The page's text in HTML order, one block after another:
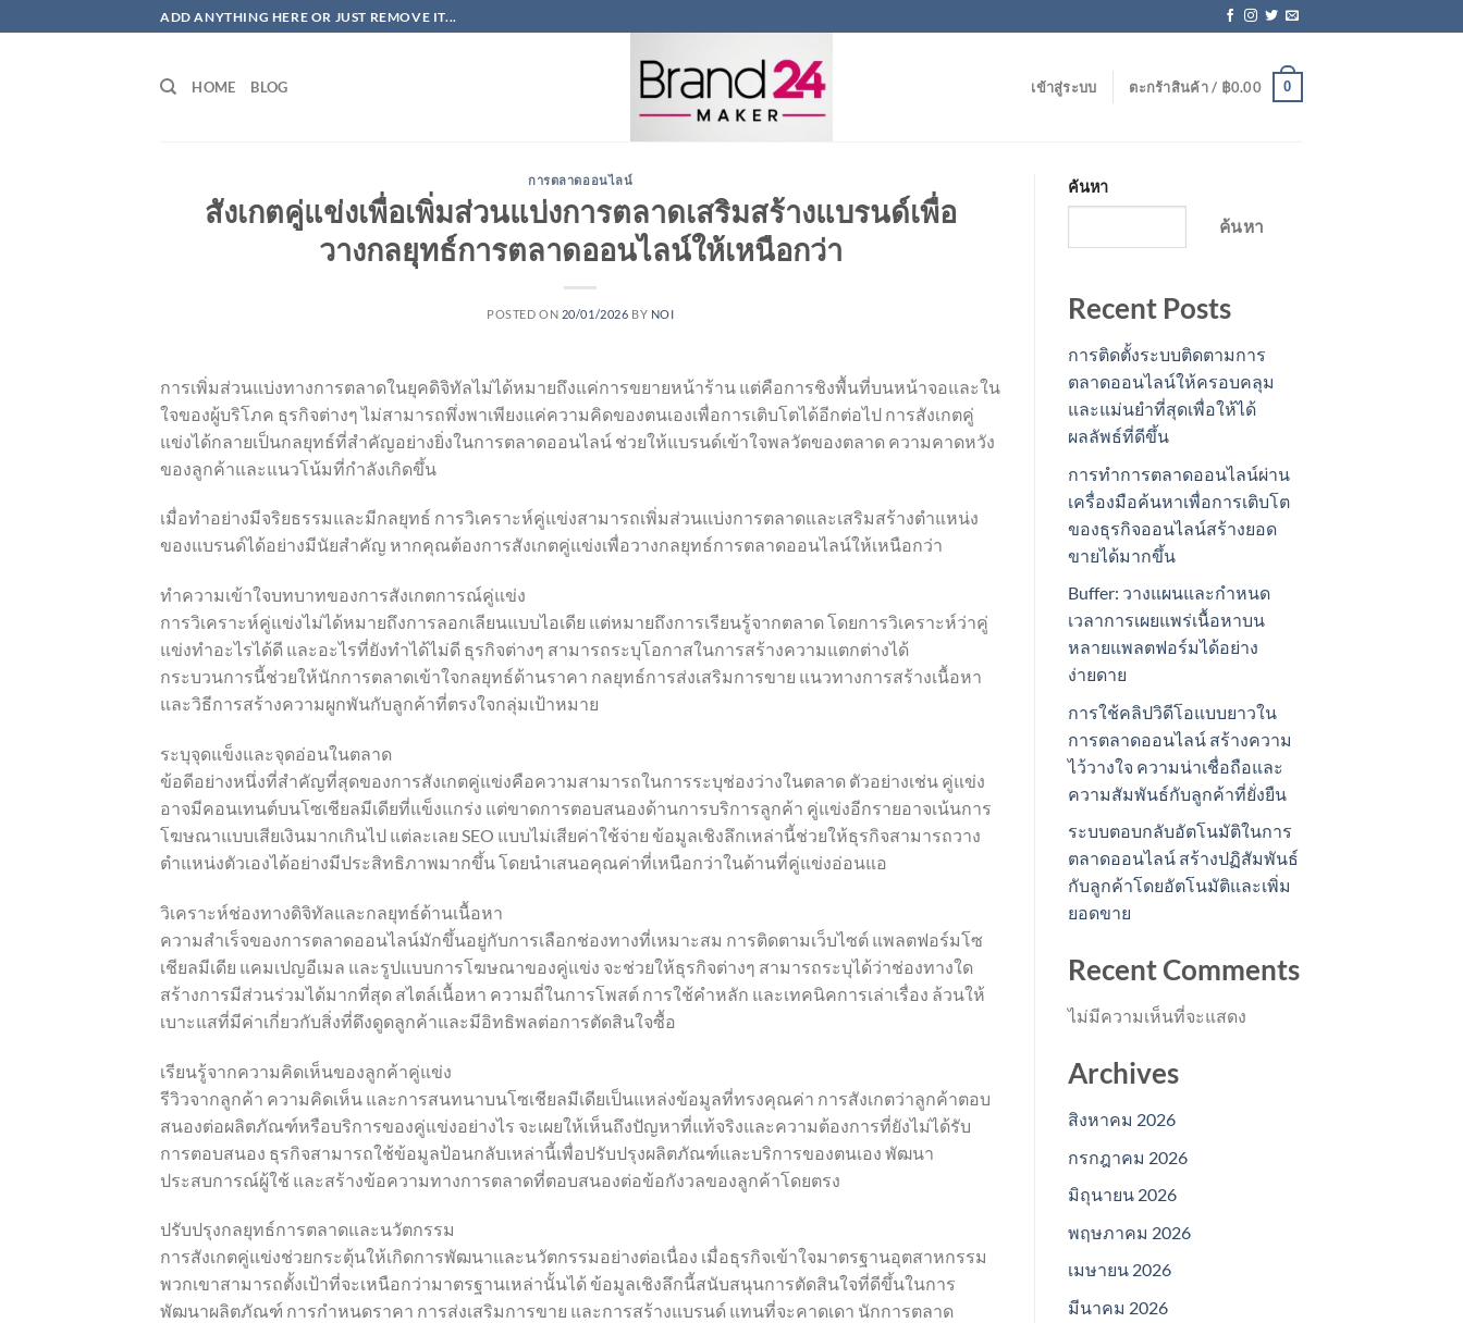
ไป
ADD ANYTHING HERE OR JUST REMOVE IT...
HOME BLOG เข้าสู่ระบบ ตะกร้าสินค้า / ฿0.00 0
การตลาดออนไลน์
สังเกตคู่แข่งเพื่อเพิ่มส่วนแบ่งการตลาดเสริมสร้างแบรนด์เพื่อ
วางกลยุทธ์การตลาดออนไลน์ให้เหนือกว่า
POSTED ON 20/01/2026 BY NOI
การเพิ่มส่วนแบ่งทางการตลาดในยุคดิจิทัลไม่ได้หมายถึงแค่การขยายหน้าร้าน แต่คือการชิงพื้นที่บนหน้าจอและใน
ใจของผู้บริโภค ธุรกิจต่างๆ ไม่สามารถพึ่งพาเพียงแค่ความคิดของตนเองเพื่อการเติบโตได้อีกต่อไป การสังเกตคู่
แข่งได้กลายเป็นกลยุทธ์ที่สำคัญอย่างยิ่งในการตลาดออนไลน์ ช่วยให้แบรนด์เข้าใจพลวัตของตลาด ความคาดหวัง
ของลูกค้าและแนวโน้มที่กำลังเกิดขึ้น
เมื่อทำอย่างมีจริยธรรมและมีกลยุทธ์ การวิเคราะห์คู่แข่งสามารถเพิ่มส่วนแบ่งการตลาดและเสริมสร้างตำแหน่ง
ของแบรนด์ได้อย่างมีนัยสำคัญ หากคุณต้องการสังเกตคู่แข่งเพื่อวางกลยุทธ์การตลาดออนไลน์ให้เหนือกว่า
ทำความเข้าใจบทบาทของการสังเกตการณ์คู่แข่ง
การวิเคราะห์คู่แข่งไม่ได้หมายถึงการลอกเลียนแบบไอเดีย แต่หมายถึงการเรียนรู้จากตลาด โดยการวิเคราะห์ว่าคู่
แข่งทำอะไรได้ดี และอะไรที่ยังทำได้ไม่ดี ธุรกิจต่างๆ สามารถระบุโอกาสในการสร้างความแตกต่างได้
กระบวนการนี้ช่วยให้นักการตลาดเข้าใจกลยุทธ์ด้านราคา กลยุทธ์การส่งเสริมการขาย แนวทางการสร้างเนื้อหา
และวิธีการสร้างความผูกพันกับลูกค้าที่ตรงใจกลุ่มเป้าหมาย
ระบุจุดแข็งและจุดอ่อนในตลาด
ข้อดีอย่างหนึ่งที่สำคัญที่สุดของการสังเกตคู่แข่งคือความสามารถในการระบุช่องว่างในตลาด ตัวอย่างเช่น คู่แข่ง
อาจมีคอนเทนต์บนโซเชียลมีเดียที่แข็งแกร่ง แต่ขาดการตอบสนองด้านการบริการลูกค้า คู่แข่งอีกรายอาจเน้นการ
โฆษณาแบบเสียเงินมากเกินไป แต่ละเลย SEO แบบไม่เสียค่าใช้จ่าย ข้อมูลเชิงลึกเหล่านี้ช่วยให้ธุรกิจสามารถวาง
ตำแหน่งตัวเองได้อย่างมีประสิทธิภาพมากขึ้น โดยนำเสนอคุณค่าที่เหนือกว่าในด้านที่คู่แข่งอ่อนแอ
วิเคราะห์ช่องทางดิจิทัลและกลยุทธ์ด้านเนื้อหา
ความสำเร็จของการตลาดออนไลน์มักขึ้นอยู่กับการเลือกช่องทางที่เหมาะสม การติดตามเว็บไซต์ แพลตฟอร์มโซ
เชียลมีเดีย แคมเปญอีเมล และรูปแบบการโฆษณาของคู่แข่ง จะช่วยให้ธุรกิจต่างๆ สามารถระบุได้ว่าช่องทางใด
สร้างการมีส่วนร่วมได้มากที่สุด สไตล์เนื้อหา ความถี่ในการโพสต์ การใช้คำหลัก และเทคนิคการเล่าเรื่อง ล้วนให้
เบาะแสที่มีค่าเกี่ยวกับสิ่งที่ดึงดูดลูกค้าและมีอิทธิพลต่อการตัดสินใจซื้อ
เรียนรู้จากความคิดเห็นของลูกค้าคู่แข่ง
รีวิวจากลูกค้า ความคิดเห็น และการสนทนาบนโซเชียลมีเดียเป็นแหล่งข้อมูลที่ทรงคุณค่า การสังเกตว่าลูกค้าตอบ
สนองต่อผลิตภัณฑ์หรือบริการของคู่แข่งอย่างไร จะเผยให้เห็นถึงปัญหาที่แท้จริงและความต้องการที่ยังไม่ได้รับ
การตอบสนอง ธุรกิจสามารถใช้ข้อมูลป้อนกลับเหล่านี้เพื่อปรับปรุงผลิตภัณฑ์และบริการของตนเอง พัฒนา
ประสบการณ์ผู้ใช้ และสร้างข้อความทางการตลาดที่ตอบสนองต่อข้อกังวลของลูกค้าโดยตรง
ปรับปรุงกลยุทธ์การตลาดและนวัตกรรม
การสังเกตคู่แข่งช่วยกระตุ้นให้เกิดการพัฒนาและนวัตกรรมอย่างต่อเนื่อง เมื่อธุรกิจเข้าใจมาตรฐานอุตสาหกรรม
พวกเขาสามารถตั้งเป้าที่จะเหนือกว่ามาตรฐานเหล่านั้นได้ ข้อมูลเชิงลึกนี้สนับสนุนการตัดสินใจที่ดีขึ้นในการ
พัฒนาผลิตภัณฑ์ การกำหนดราคา การส่งเสริมการขาย และการสร้างแบรนด์ แทนที่จะคาดเดา นักการตลาด
ค้นหา
ค้นหา
Recent Posts
การติดตั้งระบบติดตามการ
ตลาดออนไลน์ให้ครอบคลุม
และแม่นยำที่สุดเพื่อให้ได้
ผลลัพธ์ที่ดีขึ้น
การทำการตลาดออนไลน์ผ่าน
เครื่องมือค้นหาเพื่อการเติบโต
ของธุรกิจออนไลน์สร้างยอด
ขายได้มากขึ้น
Buffer: วางแผนและกำหนด
เวลาการเผยแพร่เนื้อหาบน
หลายแพลตฟอร์มได้อย่าง
ง่ายดาย
การใช้คลิปวิดีโอแบบยาวใน
การตลาดออนไลน์ สร้างความ
ไว้วางใจ ความน่าเชื่อถือและ
ความสัมพันธ์กับลูกค้าที่ยั่งยืน
ระบบตอบกลับอัตโนมัติในการ
ตลาดออนไลน์ สร้างปฏิสัมพันธ์
กับลูกค้าโดยอัตโนมัติและเพิ่ม
ยอดขาย
Recent Comments
ไม่มีความเห็นที่จะแสดง
Archives
สิงหาคม 2026
กรกฎาคม 2026
มิถุนายน 2026
พฤษภาคม 2026
เมษายน 2026
มีนาคม 2026